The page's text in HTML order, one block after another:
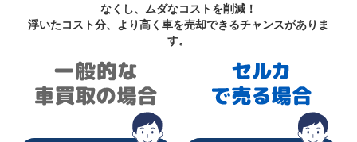
なくし、ムダなコストを削減！
浮いたコスト分、より高く車を売却できるチャンスがありま
す。